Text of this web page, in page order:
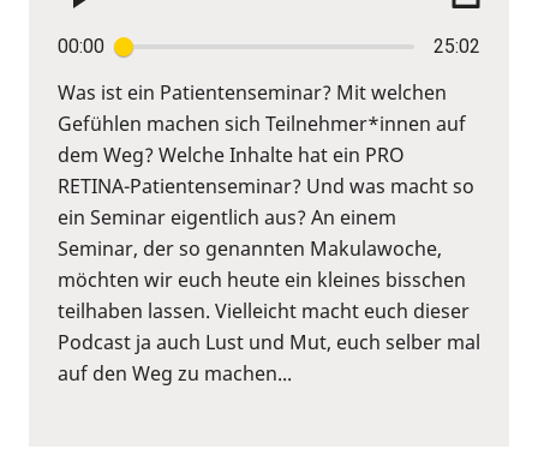
00:00 25:02
Was ist ein Patientenseminar? Mit welchen
Gefühlen machen sich Teilnehmer*innen auf
dem Weg? Welche Inhalte hat ein PRO
RETINA-Patientenseminar? Und was macht so
ein Seminar eigentlich aus? An einem
Seminar, der so genannten Makulawoche,
möchten wir euch heute ein kleines bisschen
teilhaben lassen. Vielleicht macht euch dieser
Podcast ja auch Lust und Mut, euch selber mal
auf den Weg zu machen...